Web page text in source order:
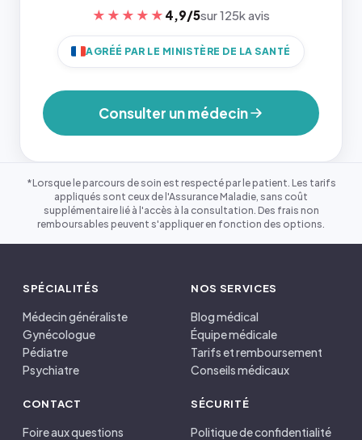
★★★★★ 4,9/5sur 125k avis
AGRÉÉ PAR LE MINISTÈRE DE LA SANTÉ
Consulter un médecin
*Lorsque le parcours de soin est respecté par le patient. Les tarifs
appliqués sont ceux de l'Assurance Maladie, sans coût
supplémentaire lié à l'accès à la consultation. Des frais non
remboursables peuvent s'appliquer en fonction des options.
SPÉCIALITÉS
Médecin généraliste
Gynécologue
Pédiatre
Psychiatre
NOS SERVICES
Blog médical
Équipe médicale
Tarifs et remboursement
Conseils médicaux
CONTACT
Foire aux questions
SÉCURITÉ
Politique de confidentialité